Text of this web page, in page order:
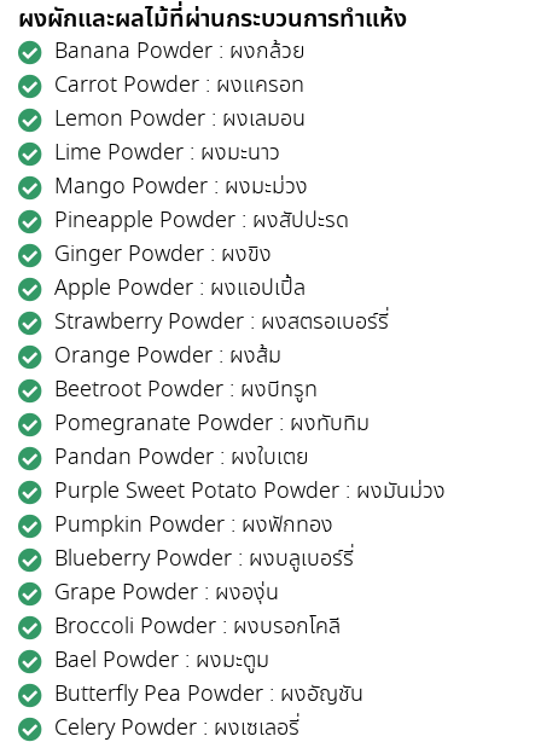
ผงผักและผลไม้ที่ผ่านกระบวนการทำแห้ง
Banana Powder : ผงกล้วย
Carrot Powder : ผงแครอท
Lemon Powder : ผงเลมอน
Lime Powder : ผงมะนาว
Mango Powder : ผงมะม่วง
Pineapple Powder : ผงสัปปะรด
Ginger Powder : ผงขิง
Apple Powder : ผงแอปเปิ้ล
Strawberry Powder : ผงสตรอเบอร์รี่
Orange Powder : ผงส้ม
Beetroot Powder : ผงบีทรูท
Pomegranate Powder : ผงทับทิม
Pandan Powder : ผงใบเตย
Purple Sweet Potato Powder : ผงมันม่วง
Pumpkin Powder : ผงฟักทอง
Blueberry Powder : ผงบลูเบอร์รี่
Grape Powder : ผงองุ่น
Broccoli Powder : ผงบรอกโคลี
Bael Powder : ผงมะตูม
Butterfly Pea Powder : ผงอัญชัน
Celery Powder : ผงเซเลอรี่